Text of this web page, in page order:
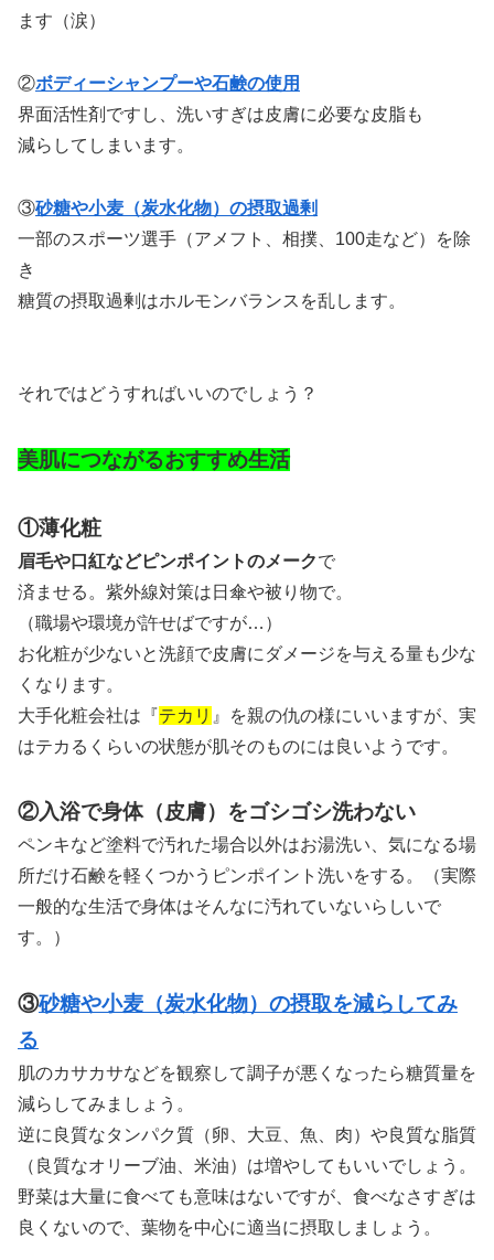
ます（涙）
②ボディーシャンプーや石鹸の使用
界面活性剤ですし、洗いすぎは皮膚に必要な皮脂も
減らしてしまいます。
③砂糖や小麦（炭水化物）の摂取過剰
一部のスポーツ選手（アメフト、相撲、100走など）を除
き
糖質の摂取過剰はホルモンバランスを乱します。
それではどうすればいいのでしょう？
美肌につながるおすすめ生活
①薄化粧
眉毛や口紅などピンポイントのメークで
済ませる。紫外線対策は日傘や被り物で。
（職場や環境が許せばですが…）
お化粧が少ないと洗顔で皮膚にダメージを与える量も少な
くなります。
大手化粧会社は『テカリ 』を親の仇の様にいいますが、 実
はテカるくらいの状態が肌そのものには良いようです。
②入浴で身体（皮膚）をゴシゴシ洗わない
ペンキなど塗料で汚れた場合以外はお湯洗い、 気になる場
所だけ石鹸を軽くつかう ピンポイント洗いをする。
（実際
一般的な生活で身体はそんなに汚れていないらしいで
す。）
③砂糖や小麦（炭水化物）の摂取を減らしてみ
る
肌のカサカサなどを観察して調子が悪くなったら糖質量を
減らしてみましょう。
逆に良質なタンパク質（卵、大豆、魚、肉）や良質な脂質
（良質なオリーブ油、米油）は増やしてもいいでしょう。
野菜は大量に食べても意味はないですが、 食べなさすぎは
良くないので、葉物を中心に適当に摂取しましょう。